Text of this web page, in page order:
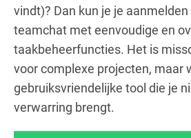
vindt)? Dan kun je je
teamchat met eenvoudige en
taakbeheerfuncties. Het is
voor complexe projecten, maar
gebruiksvriendelijke tool die je
verwarring brengt.